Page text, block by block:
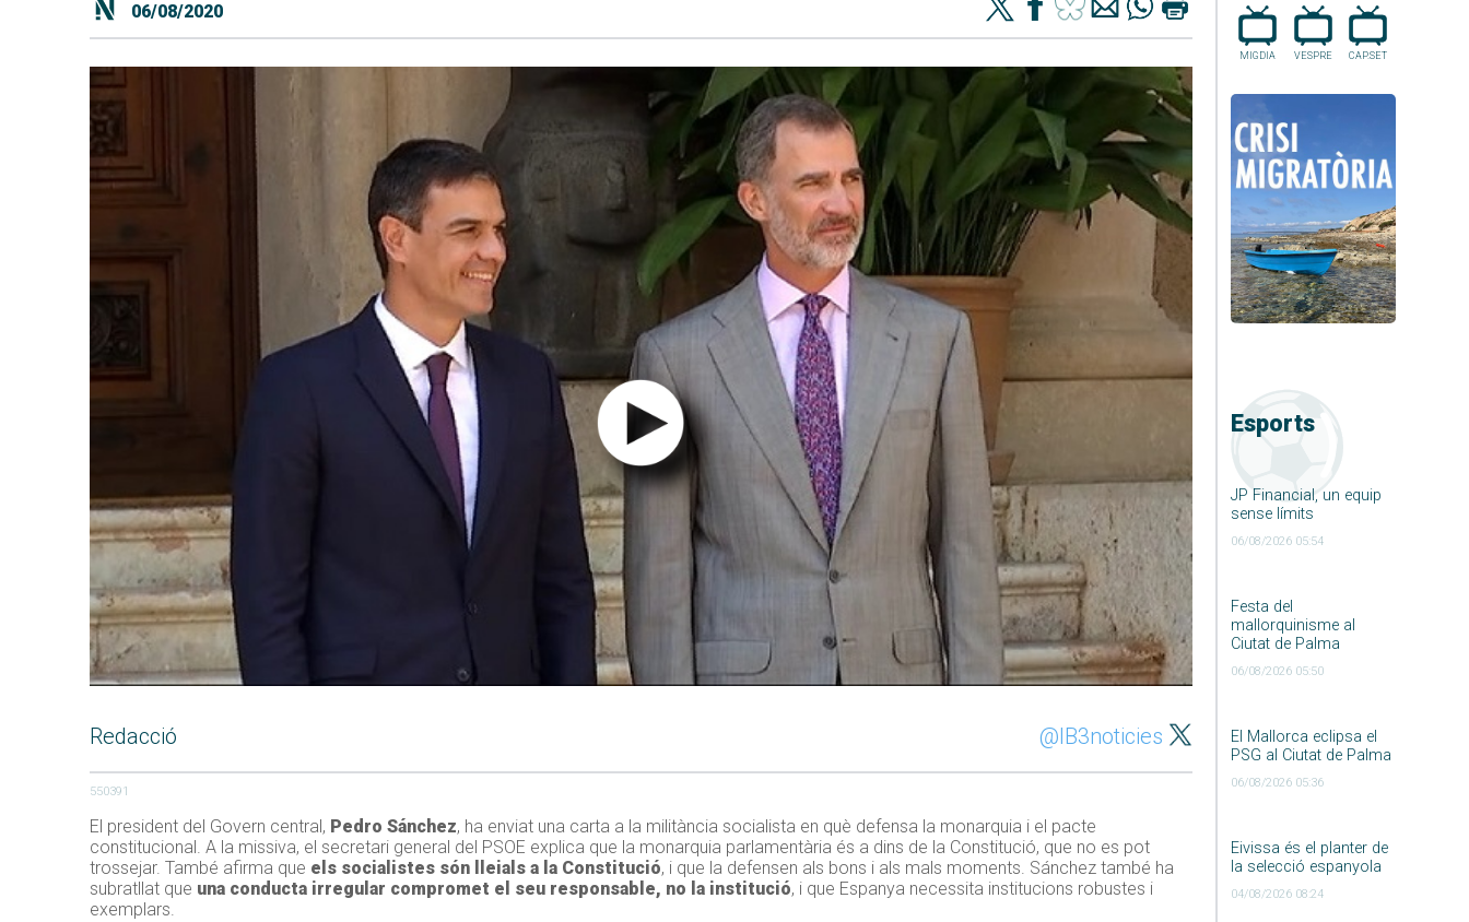
MIGDIA VESPRE CAP.SET
Esports
JP Financial, un equip
sense límits
06/08/2026 05:54
Festa del
mallorquinisme al
Ciutat de Palma
06/08/2026 05:50
El Mallorca eclipsa el
PSG al Ciutat de Palma
06/08/2026 05:36
Eivissa és el planter de
la selecció espanyola
04/08/2026 08:24
06/08/2020
Redacció @IB3noticies
550391
El president del Govern central, Pedro Sánchez, ha enviat una carta a la militància socialista en què defensa la monarquia i el pacte
constitucional. A la missiva, el secretari general del PSOE explica que la monarquia parlamentària és a dins de la Constitució, que no es pot
trossejar. També afirma que els socialistes són lleials a la Constitució, i que la defensen als bons i als mals moments. Sánchez també ha
subratllat que una conducta irregular compromet el seu responsable, no la institució, i que Espanya necessita institucions robustes i
exemplars.